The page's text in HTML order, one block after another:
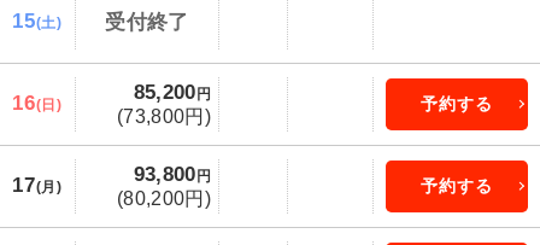
15(土) 受付終了
16(日)
85,200 円
(73,800円)
予約する
17(月)
93,800 円
(80,200円)
予約する